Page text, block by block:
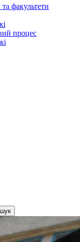
факультети
процес